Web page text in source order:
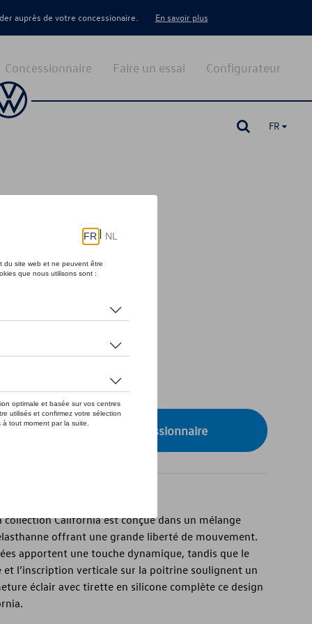
auprès de votre concessionaire. En savoir plus
Configurateur
Faire un essai
Concessionnaire
FR
stock
auprès de votre concessionnaire
California est conçue dans un mélange
offrant une grande liberté de mouvement.
apportent une touche dynamique, tandis que le
l’inscription verticale sur la poitrine soulignent un
éclair avec tirette en silicone complète ce design